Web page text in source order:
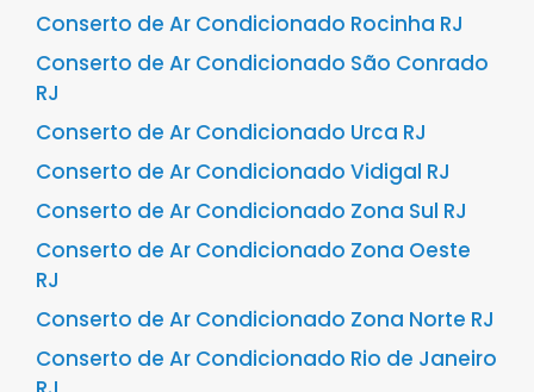
Conserto de Ar Condicionado Rocinha RJ
Conserto de Ar Condicionado São Conrado
RJ
Conserto de Ar Condicionado Urca RJ
Conserto de Ar Condicionado Vidigal RJ
Conserto de Ar Condicionado Zona Sul RJ
Conserto de Ar Condicionado Zona Oeste
RJ
Conserto de Ar Condicionado Zona Norte RJ
Conserto de Ar Condicionado Rio de Janeiro